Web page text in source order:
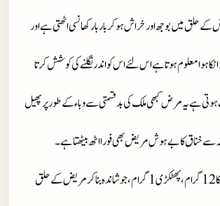
حلق میں بوجھ اور خراش ہو کر بار بار کھانسی اٹھتی ہے اور
ہوا معلوم ہوتا ہے اس لئے اس کو اندر نگلنے کی کوشش کرتا
ہوتی ہے یہ مرض کبھی ملک کی بد قسمتی سے وباء کے طور پر پھیل
خناق کا بے ہوش مریض بھی فورا اٹھ بیٹھتا ہے۔
12گرام، پھٹکڑی1گرام، جوشاندہ بنا کر مریض کے حلق